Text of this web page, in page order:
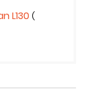
L130 (